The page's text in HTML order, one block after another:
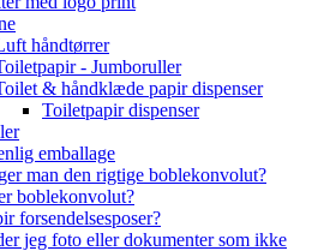
håndtørrer
- Jumboruller
& håndklæde papir dispenser
Toiletpapir dispenser
emballage
man den rigtige boblekonvolut?
boblekonvolut?
forsendelsesposer?
jeg foto eller dokumenter som ikke